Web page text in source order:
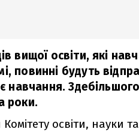
вищої освіти, які
повинні будуть
навчання.
роки.
освіти, науки